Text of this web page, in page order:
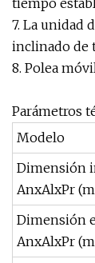
tiempo
7. La unidad
inclinado de
8. Polea
Parámetros
Modelo
Dimensión
AnxAlxPr
Dimensión
AnxAlxPr